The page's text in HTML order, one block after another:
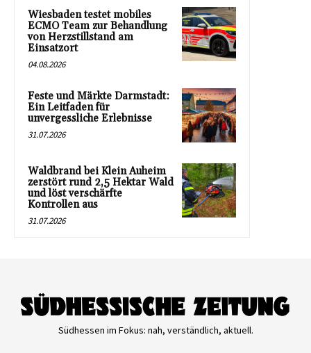
Wiesbaden testet mobiles
ECMO Team zur Behandlung
von Herzstillstand am
Einsatzort
04.08.2026
Feste und Märkte Darmstadt:
Ein Leitfaden für
unvergessliche Erlebnisse
31.07.2026
Waldbrand bei Klein Auheim
zerstört rund 2,5 Hektar Wald
und löst verschärfte
Kontrollen aus
31.07.2026
Südhessen im Fokus: nah, verständlich, aktuell.